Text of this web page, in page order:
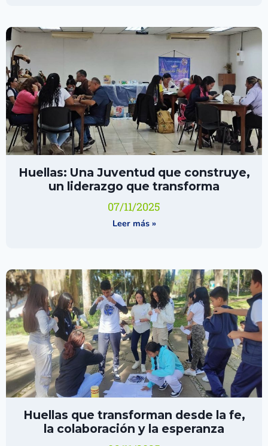
Huellas: Una Juventud que construye,
un liderazgo que transforma
07/11/2025
Leer más »
Huellas que transforman desde la fe,
la colaboración y la esperanza